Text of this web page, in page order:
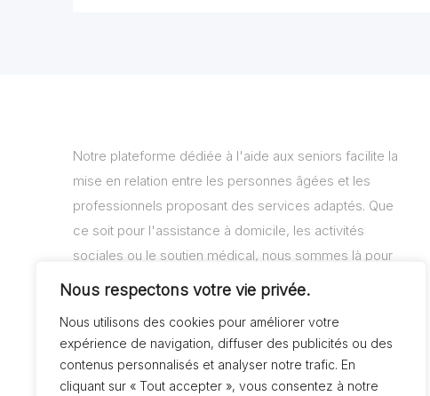
Nous respectons votre vie privée.
Nous utilisons des cookies pour améliorer votre
expérience de navigation, diffuser des publicités ou des
contenus personnalisés et analyser notre trafic. En
cliquant sur « Tout accepter », vous consentez à notre
Notre plateforme dédiée à l'aide aux seniors facilite la
mise en relation entre les personnes âgées et les
professionnels proposant des services adaptés. Que
ce soit pour l'assistance à domicile, les activités
sociales ou le soutien médical, nous sommes là pour
vous aider à trouver les solutions adaptées à vos